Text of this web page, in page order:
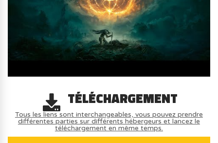
TÉLÉCHARGEMENT
Tous les liens sont interchangeables, vous pouvez prendre
différentes parties sur différents hébergeurs et lancez le
téléchargement en même temps.